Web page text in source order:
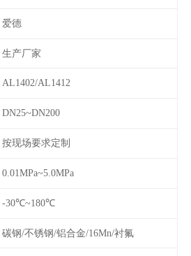
爱德
生产厂家
AL1402/AL1412
DN25~DN200
按现场要求定制
0.01MPa~5.0MPa
-30℃~180℃
碳钢/不锈钢/铝合金/16Mn/衬氟